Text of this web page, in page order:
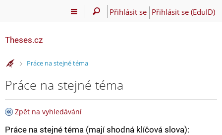
Přihlásit se Přihlásit se (EduID)
Theses.cz
>Práce na stejné téma
Práce na stejné téma
Zpět na vyhledávání
Práce na stejné téma (mají shodná klíčová slova):